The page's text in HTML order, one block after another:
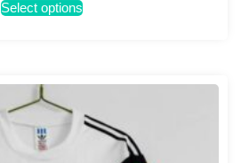
Select options